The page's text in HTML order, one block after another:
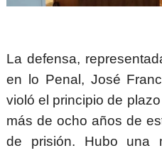
La defensa,
en lo Penal, José
violó el principio de
más de ocho años de
de prisión. Hubo una